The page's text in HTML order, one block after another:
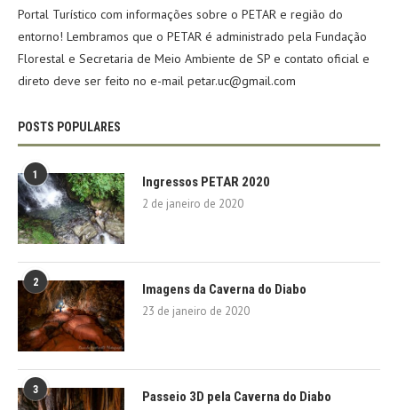
Portal Turístico com informações sobre o PETAR e região do
entorno! Lembramos que o PETAR é administrado pela Fundação
Florestal e Secretaria de Meio Ambiente de SP e contato oficial e
direto deve ser feito no e-mail petar.uc@gmail.com
POSTS POPULARES
1 Ingressos PETAR 2020
2 de janeiro de 2020
2 Imagens da Caverna do Diabo
23 de janeiro de 2020
3 Passeio 3D pela Caverna do Diabo